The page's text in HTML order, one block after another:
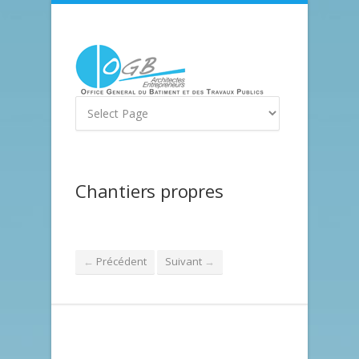
Chantiers propres
← Précédent Suivant →